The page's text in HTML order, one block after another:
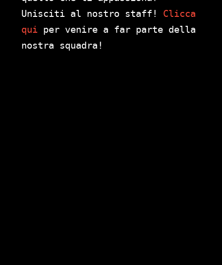
Unisciti al nostro staff! Clicca
qui per venire a far parte della
nostra squadra!